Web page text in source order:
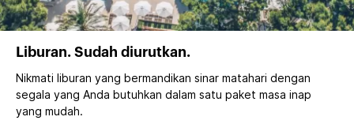
Liburan. Sudah diurutkan.
Nikmati liburan yang bermandikan sinar matahari dengan
segala yang Anda butuhkan dalam satu paket masa inap
yang mudah.